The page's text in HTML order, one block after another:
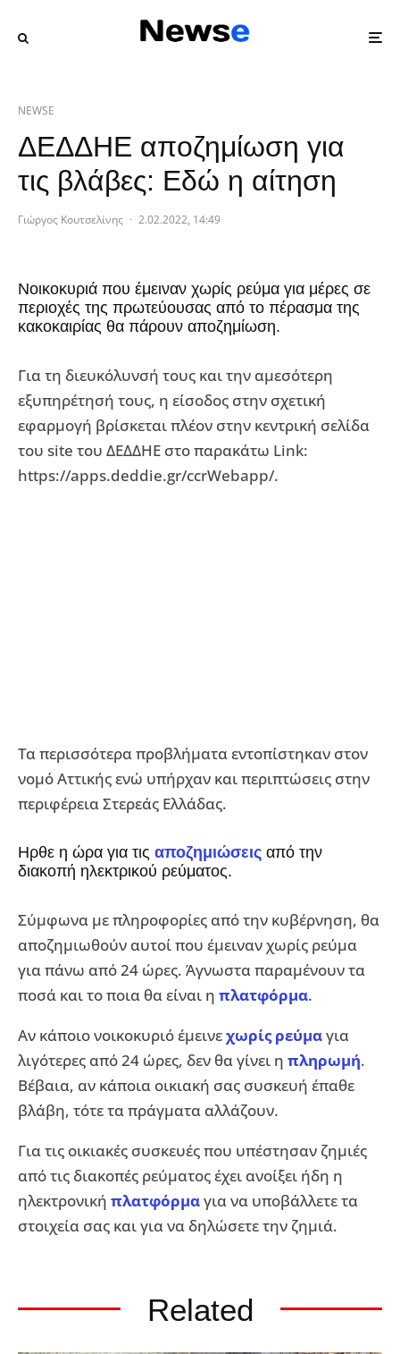
NEWSE
ΔΕΔΔΗΕ αποζημίωση για
τις βλάβες: Εδώ η αίτηση
Γιώργος Κουτσελίνης · 2.02.2022, 14:49
Νοικοκυριά που έμειναν χωρίς ρεύμα για μέρες σε
περιοχές της πρωτεύουσας από το πέρασμα της
κακοκαιρίας θα πάρουν αποζημίωση.
Για τη διευκόλυνσή τους και την αμεσότερη
εξυπηρέτησή τους, η είσοδος στην σχετική
εφαρμογή βρίσκεται πλέον στην κεντρική σελίδα
του site του ΔΕΔΔΗΕ στο παρακάτω Link:
https://apps.deddie.gr/ccrWebapp/.
Τα περισσότερα προβλήματα εντοπίστηκαν στον
νομό Αττικής ενώ υπήρχαν και περιπτώσεις στην
περιφέρεια Στερεάς Ελλάδας.
Ηρθε η ώρα για τις αποζημιώσεις από την
διακοπή ηλεκτρικού ρεύματος.
Σύμφωνα με πληροφορίες από την κυβέρνηση, θα
αποζημιωθούν αυτοί που έμειναν χωρίς ρεύμα
για πάνω από 24 ώρες. Άγνωστα παραμένουν τα
ποσά και το ποια θα είναι η πλατφόρμα.
Αν κάποιο νοικοκυριό έμεινεχωρίς ρεύμαγια
λιγότερες από 24 ώρες, δεν θα γίνει η πληρωμή.
Βέβαια, αν κάποια οικιακή σας συσκευή έπαθε
βλάβη, τότε τα πράγματα αλλάζουν.
Για τις οικιακές συσκευές που υπέστησαν ζημιές
από τις διακοπές ρεύματος έχει ανοίξει ήδη η
ηλεκτρονική πλατφόρμαγια να υποβάλλετε τα
στοιχεία σας και για να δηλώσετε την ζημιά.
Related